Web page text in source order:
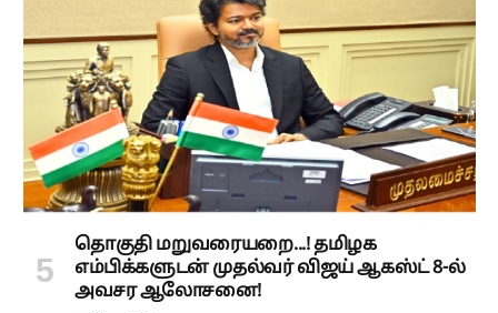
தொகுதி மறுவரையறை...! தமிழக
எம்பிக்களுடன் முதல்வர் விஜய் ஆகஸ்ட் 8-ல்
அவசர ஆலோசனை!